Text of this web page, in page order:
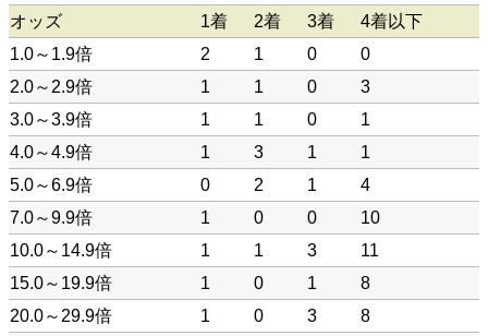
オッズ
1着 2着 3着
4着以下
1.0～1.9倍
2 1 0
0
2.0～2.9倍
1 1 0
3
3.0～3.9倍
1 1 0
1
4.0～4.9倍
1 3 1
1
5.0～6.9倍
0 2 1
4
7.0～9.9倍
1 0 0
10
10.0～14.9倍
1 1 3
11
15.0～19.9倍
1 0 1
8
20.0～29.9倍
1 0 3
8